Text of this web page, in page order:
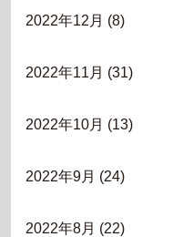
2022年12月 (8)
2022年11月 (31)
2022年10月 (13)
2022年9月 (24)
2022年8月 (22)